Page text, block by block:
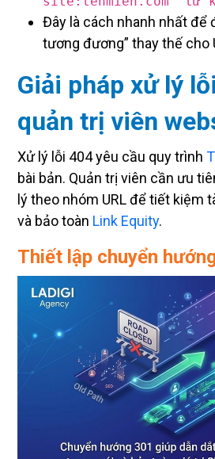
Đây là cách nhanh nhất để
tương đương” thay thế cho
Giải pháp xử lý
quản trị viên
Xử lý lỗi 404 yêu cầu quy trình
bài bản. Quản trị viên cần ưu
lý theo nhóm URL để tiết kiệm
và bảo toànLink Equity.